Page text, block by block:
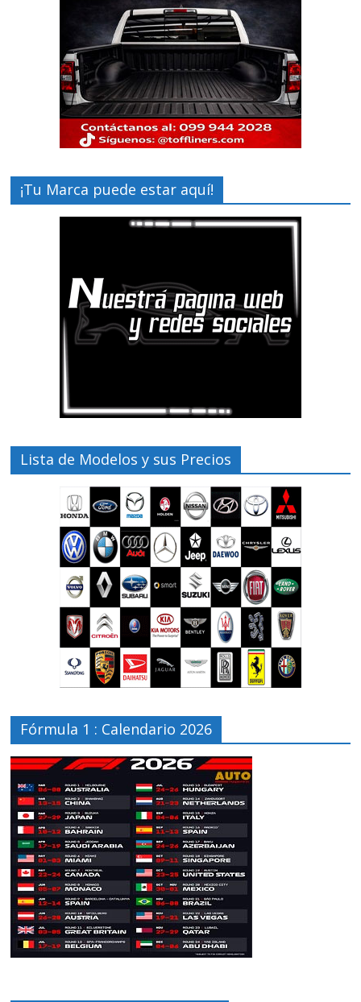
¡Tu Marca puede estar aquí!
Lista de Modelos y sus Precios
Fórmula 1 : Calendario 2026